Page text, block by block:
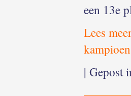
een 13e
Lees
| Gepost